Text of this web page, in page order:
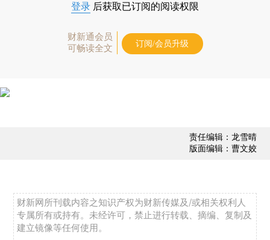
登录 后获取已订阅的阅读权限
财新通会员
可畅读全文
订阅/会员升级
责任编辑：龙雪晴
版面编辑：曹文姣
财新网所刊载内容之知识产权为财新传媒及/或相关权利人
专属所有或持有。未经许可，禁止进行转载、摘编、复制及
建立镜像等任何使用。